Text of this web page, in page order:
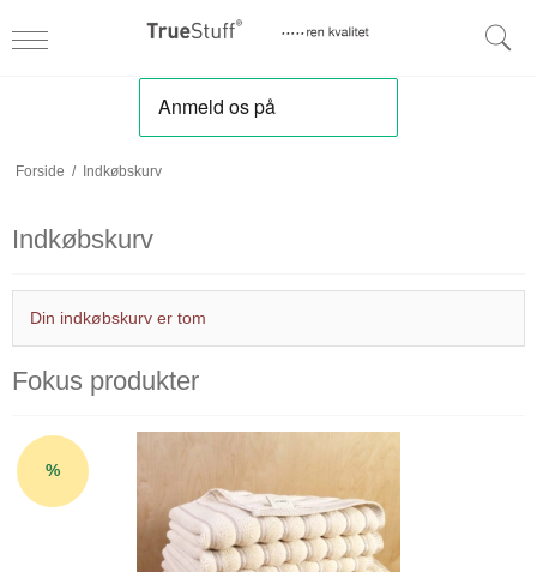
Forside / Indkøbskurv
Indkøbskurv
Din indkøbskurv er tom
Fokus produkter
%